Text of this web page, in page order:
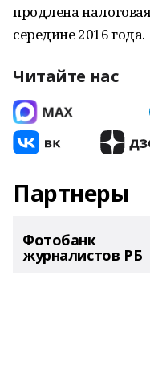
продлена
середине 2016 года.
Читайте нас
Партнеры
Фотобанк
журналистов РБ